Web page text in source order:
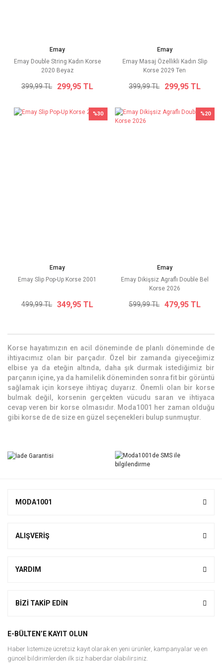
Emay
Emay Double String Kadın Korse
2020 Beyaz
399,99 TL 299,95 TL
Emay
Emay Masaj Özellikli Kadın Slip
Korse 2029 Ten
399,99 TL 299,95 TL
%30
Emay
Emay Slip Pop-Up Korse 2001
499,99 TL 349,95 TL
%20
Emay
Emay Dikişsiz Agraflı Double Bel
Korse 2026
599,99 TL 479,95 TL
Korse hayatımızın en acil döneminde de planlı döneminde de
ihtiyacımız olan bir parçadır. Özel bir zamanda giyeceğimiz
elbise ya da eteğin altında, daha şık durmak istediğimiz bir
parçanın içine, ya da hamilelik döneminden sonra fit bir görüntü
sağlamak için korseye ihtiyaç duyarız. Önemli olan bir korse
bulmak değil, korsenin gerçekten vücudu saran ve ihtiyaca
cevap veren bir korse olmasıdır. Moda1001 her zaman olduğu
gibi korse de de size en güzel seçenekleri bulup sunmuştur.
MODA1001
ALIŞVERİŞ
YARDIM
BİZİ TAKİP EDİN
E-BÜLTEN’E KAYIT OLUN
Haber listemize ücretsiz kayıt olarak en yeni ürünler, kampanyalar ve en
güncel bildirimlerden ilk siz haberdar olabilirsiniz.